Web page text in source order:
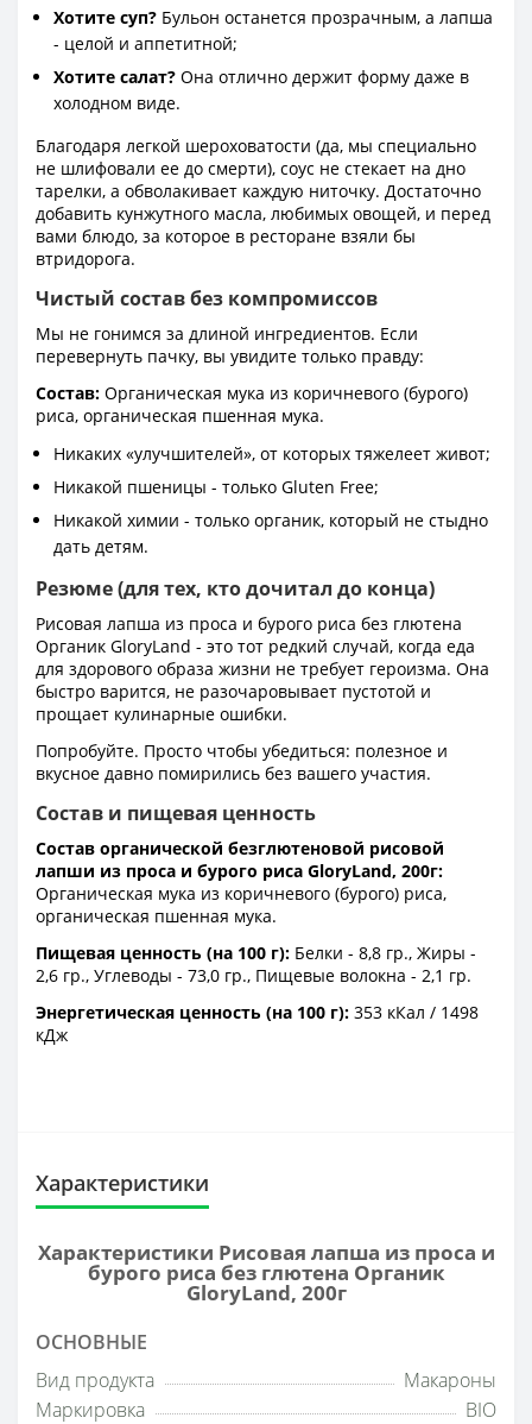
Хотите суп? Бульон останется прозрачным, а лапша
- целой и аппетитной;
Хотите салат? Она отлично держит форму даже в
холодном виде.
Благодаря легкой шероховатости (да, мы специально
не шлифовали ее до смерти), соус не стекает на дно
тарелки, а обволакивает каждую ниточку. Достаточно
добавить кунжутного масла, любимых овощей, и перед
вами блюдо, за которое в ресторане взяли бы
втридорога.
Чистый состав без компромиссов
Мы не гонимся за длиной ингредиентов. Если
перевернуть пачку, вы увидите только правду:
Состав: Органическая мука из коричневого (бурого)
риса, органическая пшенная мука.
Никаких «улучшителей», от которых тяжелеет живот;
Никакой пшеницы - только Gluten Free;
Никакой химии - только органик, который не стыдно
дать детям.
Резюме (для тех, кто дочитал до конца)
Рисовая лапша из проса и бурого риса без глютена
Органик GloryLand - это тот редкий случай, когда еда
для здорового образа жизни не требует героизма. Она
быстро варится, не разочаровывает пустотой и
прощает кулинарные ошибки.
Попробуйте. Просто чтобы убедиться: полезное и
вкусное давно помирились без вашего участия.
Состав и пищевая ценность
Состав органической безглютеновой рисовой
лапши из проса и бурого риса GloryLand, 200г:
Органическая мука из коричневого (бурого) риса,
органическая пшенная мука.
Пищевая ценность (на 100 г): Белки - 8,8 гр., Жиры -
2,6 гр., Углеводы - 73,0 гр., Пищевые волокна - 2,1 гр.
Энергетическая ценность (на 100 г): 353 кКал / 1498
кДж
Характеристики
Характеристики Рисовая лапша из проса и
бурого риса без глютена Органик
GloryLand, 200г
ОСНОВНЫЕ
Вид продукта
Макароны
Маркировка
BIO